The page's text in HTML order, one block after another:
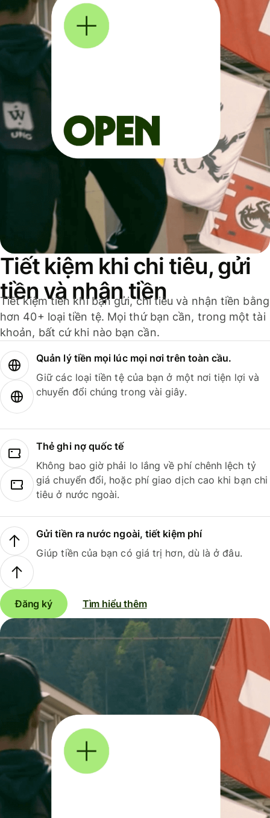
Tiết kiệm khi chi tiêu, gửi
tiền và nhận tiền
Tiết kiệm tiền khi bạn gửi, chi tiêu và nhận tiền bằng
hơn 40+ loại tiền tệ. Mọi thứ bạn cần, trong một tài
khoản, bất cứ khi nào bạn cần.
Quản lý tiền mọi lúc mọi nơi trên toàn cầu.
Giữ các loại tiền tệ của bạn ở một nơi tiện lợi và
chuyển đổi chúng trong vài giây.
Thẻ ghi nợ quốc tế
Không bao giờ phải lo lắng về phí chênh lệch tỷ
giá chuyển đổi, hoặc phí giao dịch cao khi bạn chi
tiêu ở nước ngoài.
Gửi tiền ra nước ngoài, tiết kiệm phí
Giúp tiền của bạn có giá trị hơn, dù là ở đâu.
Đăng ký Tìm hiểu thêm